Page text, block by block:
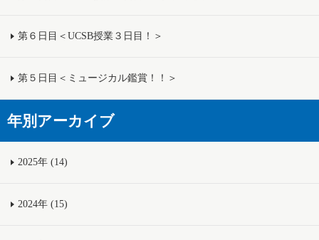
第６日目＜UCSB授業３日目！＞
第５日目＜ミュージカル鑑賞！！＞
年別アーカイブ
2025年 (14)
2024年 (15)